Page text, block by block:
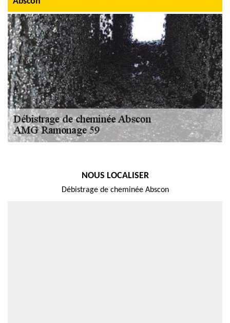
NOUS LOCALISER
Débistrage de cheminée Abscon